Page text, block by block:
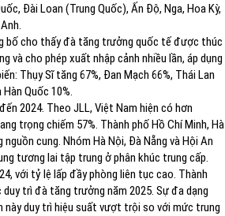
Đài Loan (Trung Quốc), Ấn Độ, Nga, Hoa Kỳ,
bố cho thấy đà tăng trưởng quốc tế được thúc
và cho phép xuất nhập cảnh nhiều lần, áp dụng
Thụy Sĩ tăng 67%, Đan Mạch 66%, Thái Lan
Quốc 10%.
2024. Theo JLL, Việt Nam hiện có hơn
trọng chiếm 57%. Thành phố Hồ Chí Minh, Hà
cung. Nhóm Hà Nội, Đà Nẵng và Hội An
tương lai tập trung ở phân khúc trung cấp.
với tỷ lệ lấp đầy phòng liên tục cao. Thành
trì đà tăng trưởng năm 2025. Sự đa dạng
này duy trì hiệu suất vượt trội so với mức trung